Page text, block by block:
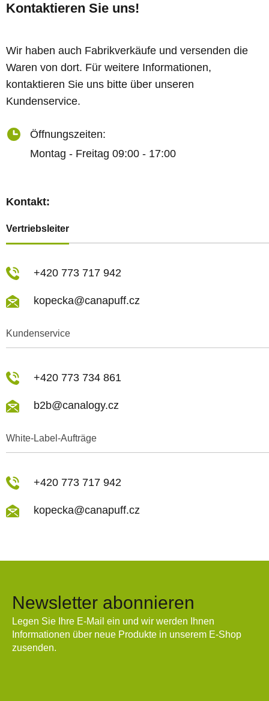
Kontaktieren Sie uns!
Wir haben auch Fabrikverkäufe und versenden die
Waren von dort. Für weitere Informationen,
kontaktieren Sie uns bitte über unseren
Kundenservice.
Öffnungszeiten:
Montag - Freitag 09:00 - 17:00
Kontakt:
Kundenservice
Vertriebsleiter
White-Label-Aufträge
+420 773 717 942
kopecka@canapuff.cz
+420 773 734 861
b2b@canalogy.cz
+420 773 717 942
kopecka@canapuff.cz
Newsletter abonnieren
Legen Sie Ihre E-Mail ein und wir werden Ihnen
Informationen über neue Produkte in unserem E-Shop
zusenden.